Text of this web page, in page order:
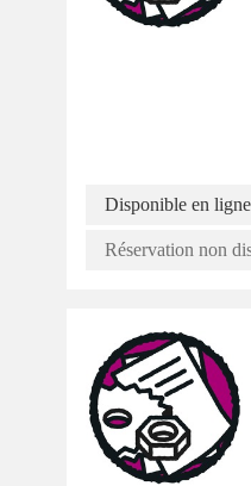
Disponible en ligne
Réservation non